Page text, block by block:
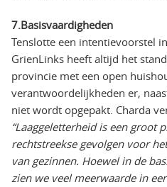
7.Basisvaardigheden
Tenslotte een intentievoorstel
GrienLinks heeft altijd het
provincie met een open
verantwoordelijkheden er,
niet wordt opgepakt. Charda
“Laaggeletterheid is een groot
rechtstreekse gevolgen voor
van gezinnen. Hoewel in de
zien we veel meerwaarde in